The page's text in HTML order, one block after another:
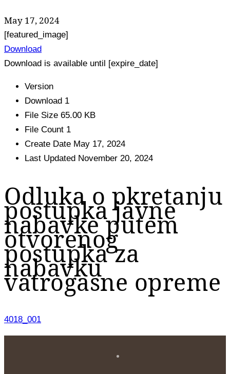
May 17, 2024
[featured_image]
Download
Download is available until [expire_date]
Version
Download 1
File Size 65.00 KB
File Count 1
Create Date May 17, 2024
Last Updated November 20, 2024
Odluka o pkretanju
postupka javne
nabavke putem
otvorenog
postupka za
nabavku
vatrogasne opreme
4018_001